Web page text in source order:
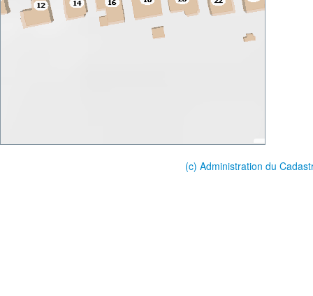
(c) Administration du